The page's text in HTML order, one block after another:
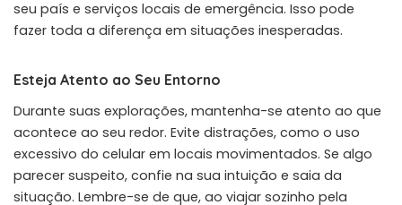
seu país e serviços locais de emergência. Isso pode
fazer toda a diferença em situações inesperadas.
Esteja Atento ao Seu Entorno
Durante suas explorações, mantenha-se atento ao que
acontece ao seu redor. Evite distrações, como o uso
excessivo do celular em locais movimentados. Se algo
parecer suspeito, confie na sua intuição e saia da
situação. Lembre-se de que, ao viajar sozinho pela